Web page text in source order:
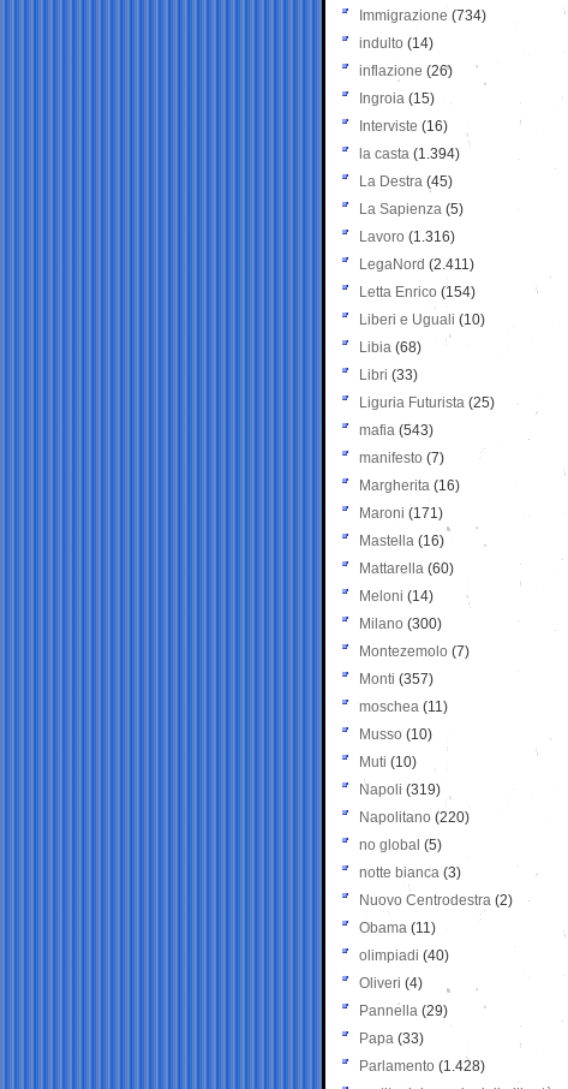
Immigrazione (734)
indulto (14)
inflazione (26)
Ingroia (15)
Interviste (16)
la casta (1.394)
La Destra (45)
La Sapienza (5)
Lavoro (1.316)
LegaNord (2.411)
Letta Enrico (154)
Liberi e Uguali (10)
Libia (68)
Libri (33)
Liguria Futurista (25)
mafia (543)
manifesto (7)
Margherita (16)
Maroni (171)
Mastella (16)
Mattarella (60)
Meloni (14)
Milano (300)
Montezemolo (7)
Monti (357)
moschea (11)
Musso (10)
Muti (10)
Napoli (319)
Napolitano (220)
no global (5)
notte bianca (3)
Nuovo Centrodestra (2)
Obama (11)
olimpiadi (40)
Oliveri (4)
Pannella (29)
Papa (33)
Parlamento (1.428)